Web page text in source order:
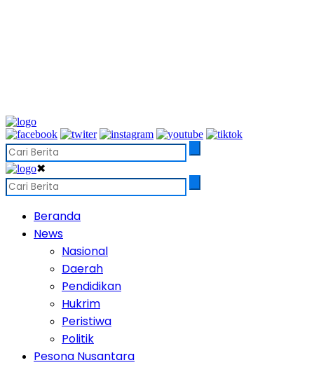
✖
Beranda
News
Nasional
Daerah
Pendidikan
Hukrim
Peristiwa
Politik
Pesona Nusantara